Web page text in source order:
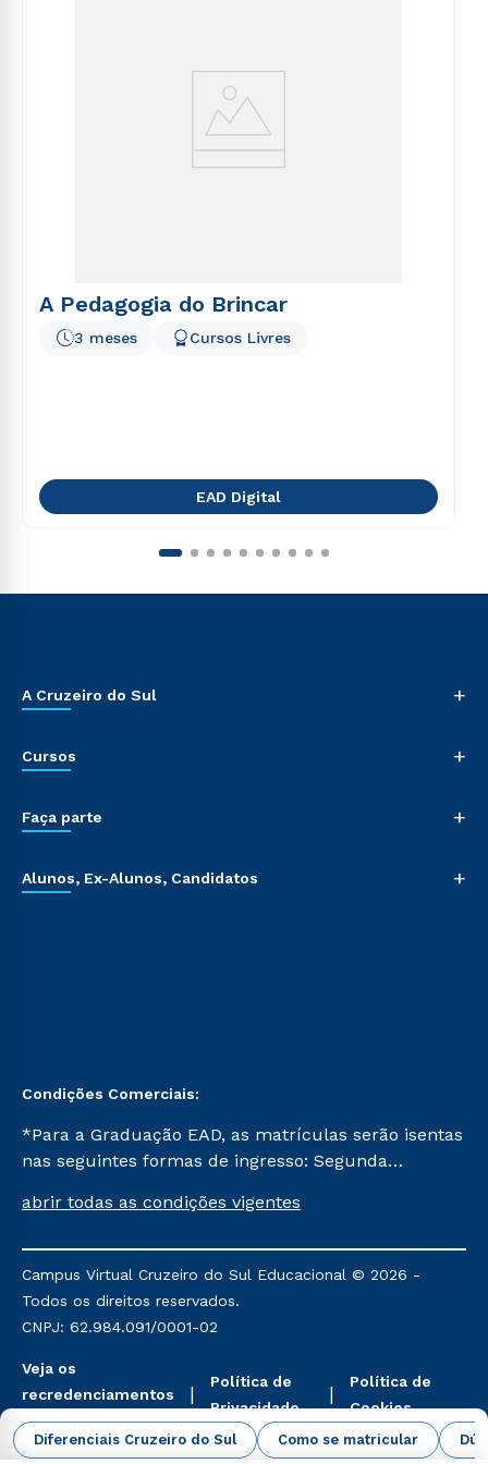
Diferenciais Cruzeiro do Sul Como se matricular
A Pedagogia do Brincar
3 meses Cursos Livres
EAD Digital
A Cruzeiro do Sul +
Cursos +
Faça parte +
Alunos, Ex-Alunos, Candidatos +
Condições Comerciais:
*Para a Graduação EAD, as matrículas serão isentas
nas seguintes formas de ingresso: Segunda
Já para as demais, a taxa de matrícula será de R$
mencionadas são referentes aos cursos: Ensino
Religioso, Geografia para a Docência e Metodologia
do Ensino de História: Questões Atuais.
abrir todas as condições vigentes
Campus Virtual Cruzeiro do Sul Educacional © 2026 -
Todos os direitos reservados.
CNPJ: 62.984.091/0001-02
Veja os
recredenciamentos
aqui
Política de
Privacidade
Política de
Cookies